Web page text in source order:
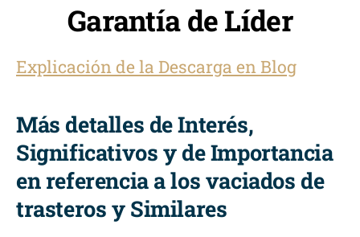
Garantía de Líder
Explicación de la Descarga en Blog
Más detalles de Interés,
Significativos y de Importancia
en referencia a los vaciados de
trasteros y Similares